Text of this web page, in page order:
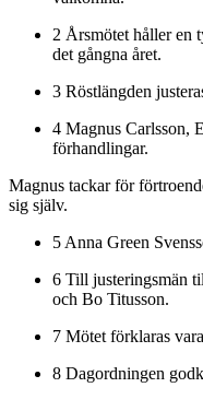
2 Årsmötet håller en
det gångna året.
3 Röstlängden
4 Magnus Carlsson,
förhandlingar.
Magnus tackar för
sig själv.
5 Anna Green
6 Till justeringsmän
och Bo Titusson.
7 Mötet förklaras
8 Dagordningen